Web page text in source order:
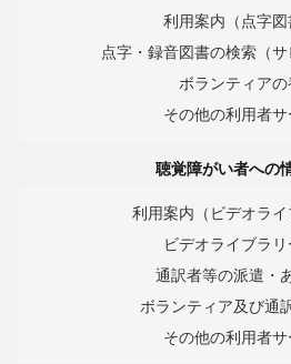
利用案内（点字図
点字・録音図書の検索（サ
ボランティア
その他の利用者サ
聴覚障がい者への
利用案内（ビデオライ
ビデオライブラ
通訳者等の派遣・
ボランティア及び通
その他の利用者サ